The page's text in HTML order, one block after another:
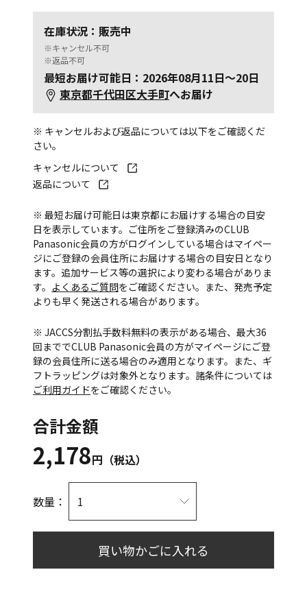
在庫状況：販売中
※キャンセル不可
※返品不可
最短お届け可能日：2026年08月11日～20日
東京都千代田区大手町へお届け
※ キャンセルおよび返品については以下をご確認くだ
さい。
キャンセルについて
返品について
※ 最短お届け可能日は東京都にお届けする場合の目安
日を表示しています。ご住所をご登録済みのCLUB
Panasonic会員の方がログインしている場合はマイペー
ジにご登録の会員住所にお届けする場合の目安日となり
ます。追加サービス等の選択により変わる場合がありま
す。 よくあるご質問をご確認ください。また、発売予定
よりも早く発送される場合があります。
※ JACCS分割払手数料無料の表示がある場合、最大36
回まででCLUB Panasonic会員の方がマイページにご登
録の会員住所に送る場合のみ適用となります。また、ギ
フトラッピングは対象外となります。諸条件については
ご利用ガイドをご確認ください。
合計金額
2,178円（税込）
数量：
買い物かごに入れる